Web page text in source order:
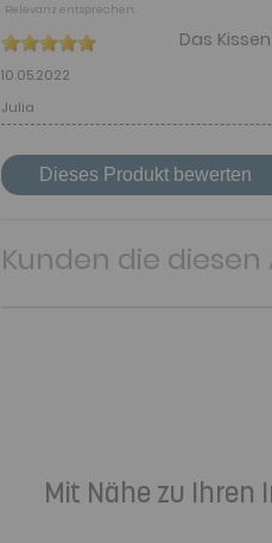
Relevanz entsprechen.
Julia
10.05.2022
Das
Dieses Produkt bewerten
Kunden die
Mit Nähe zu